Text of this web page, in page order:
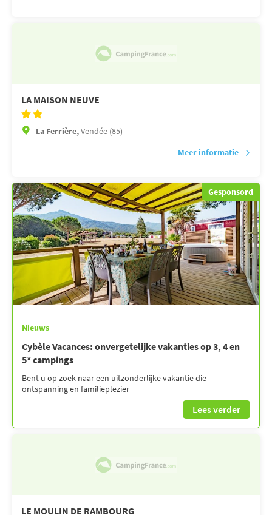
LA MAISON NEUVE
La Ferrière,Vendée (85)
Meer informatie
Gesponsord
Nieuws
Cybèle Vacances: onvergetelijke vakanties op 3, 4 en
5* campings
Bent u op zoek naar een uitzonderlijke vakantie die
ontspanning en familieplezier
Lees verder
LE MOULIN DE RAMBOURG